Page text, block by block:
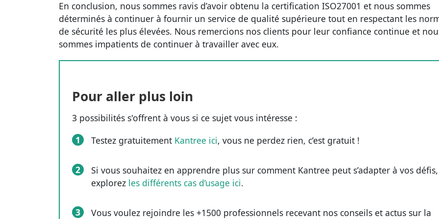
En conclusion, nous sommes ravis d’avoir obtenu la certification ISO27001 et nous sommes
déterminés à continuer à fournir un service de qualité supérieure tout en respectant les
de sécurité les plus élevées. Nous remercions nos clients pour leur confiance continue et
sommes impatients de continuer à travailler avec eux.
Pour aller plus loin
3 possibilités s'offrent à vous si ce sujet vous intéresse :
1
Testez gratuitement Kantree ici, vous ne perdez rien, c’est gratuit !
2
Si vous souhaitez en apprendre plus sur comment Kantree peut s’adapter à vos défis,
explorez les différents cas d’usage ici.
3 Vous voulez rejoindre les +1500 professionnels recevant nos conseils et actus sur la